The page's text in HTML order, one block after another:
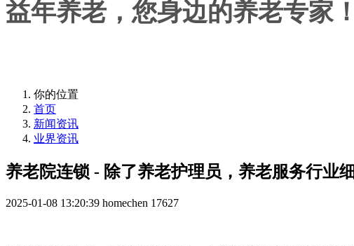
益年养老，您身边的养老专家！
你的位置
首页
新闻资讯
业界资讯
养老院连锁 - 除了养老护理员，养老服务行业
2025-01-08 13:20:39 homechen 17627